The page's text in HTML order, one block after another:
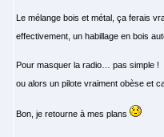
Le mélange bois et métal, ça ferais
effectivement, un habillage en bois
Pour masquer la radio… pas simple !
ou alors un pilote vraiment obèse et
Bon, je retourne à mes plans